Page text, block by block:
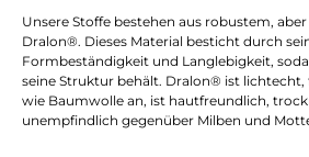
Unsere Stoffe bestehen aus robustem,
Dralon®. Dieses Material besticht durch
Formbeständigkeit und Langlebigkeit,
seine Struktur behält. Dralon® ist
wie Baumwolle an, ist hautfreundlich,
unempfindlich gegenüber Milben und